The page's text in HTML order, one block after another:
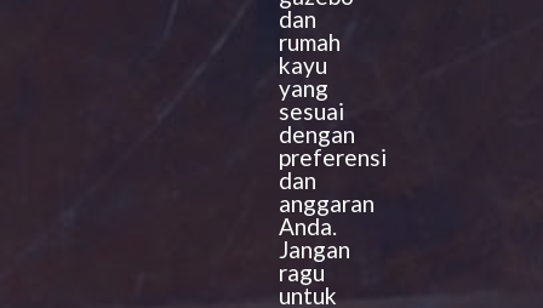
dan
rumah
kayu
yang
sesuai
dengan
preferensi
dan
anggaran
Anda.
Jangan
ragu
untuk